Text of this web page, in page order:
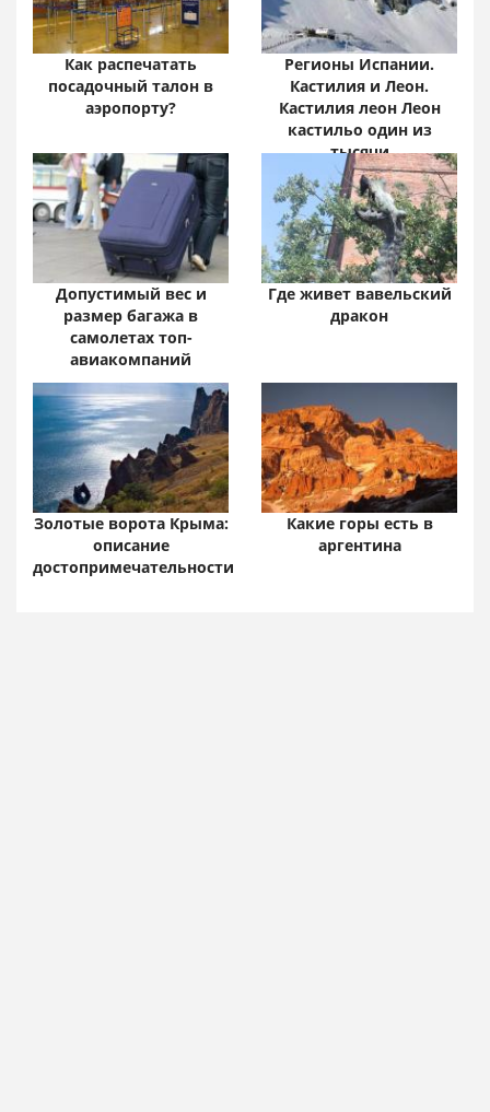
Как распечатать
посадочный талон в
аэропорту?
Регионы Испании.
Кастилия и Леон.
Кастилия леон Леон
кастильо один из
тысячи
Допустимый вес и
размер багажа в
самолетах топ-
авиакомпаний
Где живет вавельский
дракон
Золотые ворота Крыма:
описание
достопримечательности
Какие горы есть в
аргентина